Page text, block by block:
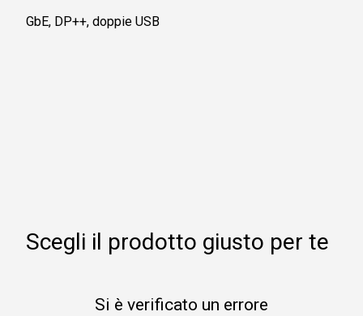
GbE, DP++, doppie USB
Scegli il prodotto giusto per te
Si è verificato un errore